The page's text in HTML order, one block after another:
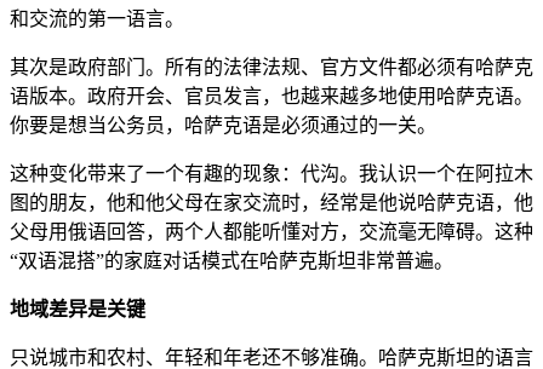
和交流的第一语言。
其次是政府部门。所有的法律法规、官方文件都必须有哈萨克
语版本。政府开会、官员发言，也越来越多地使用哈萨克语。
你要是想当公务员，哈萨克语是必须通过的一关。
这种变化带来了一个有趣的现象：代沟。我认识一个在阿拉木
图的朋友，他和他父母在家交流时，经常是他说哈萨克语，他
父母用俄语回答，两个人都能听懂对方，交流毫无障碍。这种
“双语混搭”的家庭对话模式在哈萨克斯坦非常普遍。
地域差异是关键
只说城市和农村、年轻和年老还不够准确。哈萨克斯坦的语言